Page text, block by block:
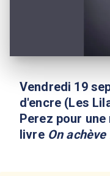
Vendredi 19
d'encre (Les
Perez pour
livre On